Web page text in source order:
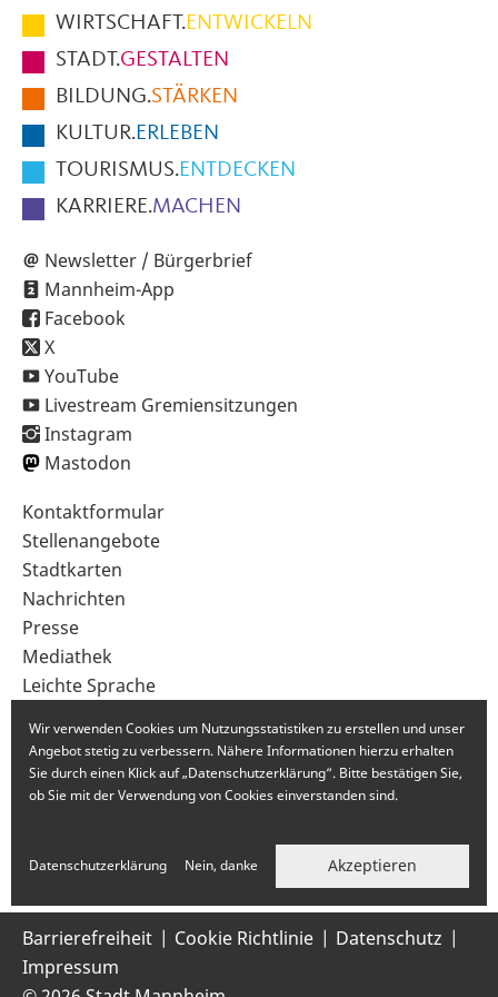
im
Fußbereich
der
Seite
WIRTSCHAFT.ENTWICKELN
STADT.GESTALTEN
BILDUNG.STÄRKEN
KULTUR.ERLEBEN
TOURISMUS.ENTDECKEN
KARRIERE.MACHEN
Newsletter / Bürgerbrief
Mannheim-App
Facebook
X
YouTube
Livestream Gremiensitzungen
Instagram
Mastodon
Sekundärnavigation
im
Fußbereich
Kontaktformular
Stellenangebote
Stadtkarten
Nachrichten
Presse
Mediathek
Leichte Sprache
Barrierefreiheit Cookie Richtlinie
Datenschutz
Impressum
Wir verwenden Cookies um Nutzungsstatistiken zu erstellen und unser
Angebot stetig zu verbessern. Nähere Informationen hierzu erhalten
Sie durch einen Klick auf „Datenschutzerklärung“. Bitte bestätigen Sie,
ob Sie mit der Verwendung von Cookies einverstanden sind.
Datenschutzerklärung Nein, danke Akzeptieren